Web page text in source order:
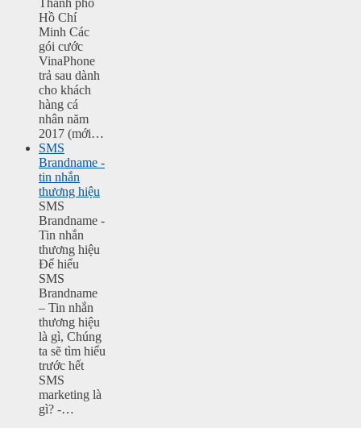
Thành phố
Hồ Chí
Minh Các
gói cước
VinaPhone
trả sau dành
cho khách
hàng cá
nhân năm
2017 (mới…
SMS
Brandname -
tin nhắn
thương hiệu
SMS
Brandname -
Tin nhắn
thương hiệu
Để hiểu
SMS
Brandname
– Tin nhắn
thương hiệu
là gì, Chúng
ta sẽ tìm hiểu
trước hết
SMS
marketing là
gì? -…